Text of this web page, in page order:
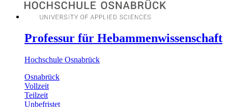
Professur für Hebammenwissenschaft
Hochschule Osnabrück
Osnabrück
Vollzeit
Teilzeit
Unbefristet